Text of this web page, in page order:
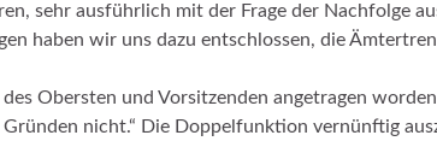
sehr ausführlich mit der Frage der Nachfolge
haben wir uns dazu entschlossen, die
des Obersten und Vorsitzenden angetragen
nicht.“ Die Doppelfunktion vernünftig